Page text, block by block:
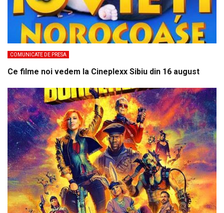
COMUNICATE DE PRESA
Ce filme noi vedem la Cineplexx Sibiu din 16 august